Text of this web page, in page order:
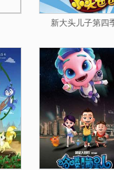
新大头儿子第四